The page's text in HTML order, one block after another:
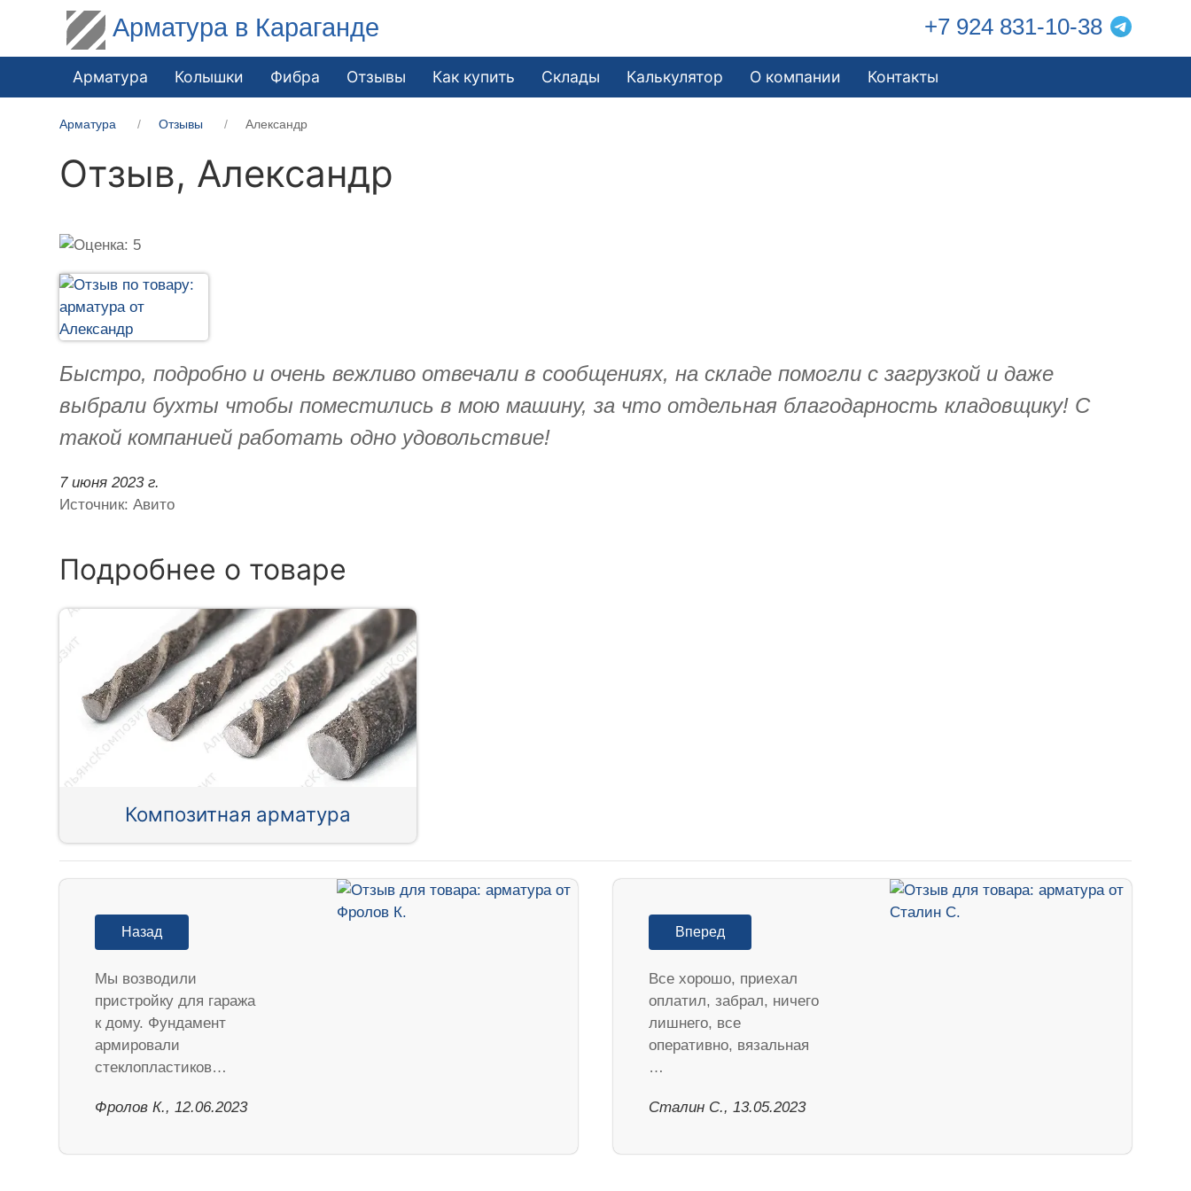
Арматура в Караганде +7 924 831-10-38
Арматура Колышки Фибра Отзывы Как купить Склады Калькулятор О компании Контакты
Арматура Отзывы Александр
Отзыв, Александр
Быстро, подробно и очень вежливо отвечали в сообщениях, на складе помогли с загрузкой и даже
выбрали бухты чтобы поместились в мою машину, за что отдельная благодарность кладовщику! С
такой компанией работать одно удовольствие!
7 июня 2023 г.
Источник: Авито
Подробнее о товаре
Композитная арматура
Назад
Мы возводили
пристройку для гаража
к дому. Фундамент
армировали
стеклопластиков…
Фролов К., 12.06.2023
Вперед
Все хорошо, приехал
оплатил, забрал, ничего
лишнего, все
оперативно, вязальная
…
Сталин С., 13.05.2023